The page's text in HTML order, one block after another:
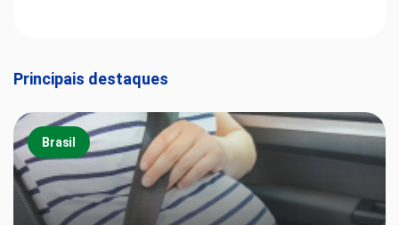
Principais destaques
Brasil